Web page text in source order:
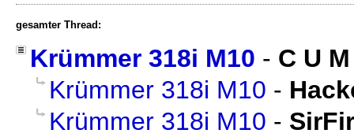
gesamter Thread:
Krümmer 318i M10 - C U M
Krümmer 318i M10 -
Krümmer 318i M10 -